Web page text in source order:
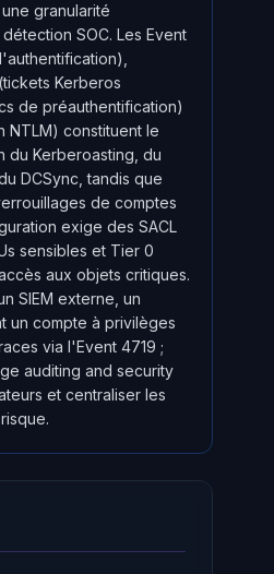
granularité
SOC. Les Event
Kerberos
de préauthentification)
NTLM) constituent le
du Kerberoasting, du
DCSync, tandis que
de comptes
exige des SACL
sensibles et Tier 0
aux objets critiques.
SIEM externe, un
un compte à privilèges
via l'Event 4719 ;
auditing and security
et centraliser les